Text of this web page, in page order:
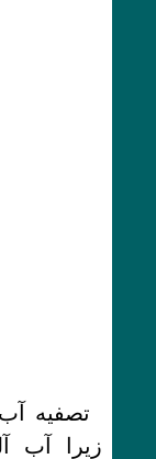
تصفیه
زیرا آب